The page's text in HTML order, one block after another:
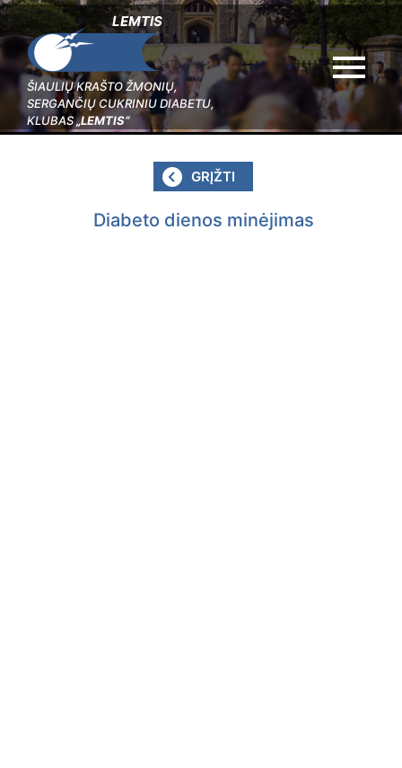
LEMTIS
ŠIAULIŲ KRAŠTO ŽMONIŲ,
SERGANČIŲ CUKRINIU DIABETU,
KLUBAS„LEMTIS“
menu
GRĮŽTI
Diabeto dienos minėjimas